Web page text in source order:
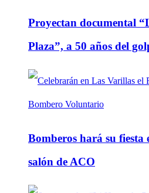
Proyectan documental
Plaza”, a 50 años del
Bomberos hará su fiesta
salón de ACO